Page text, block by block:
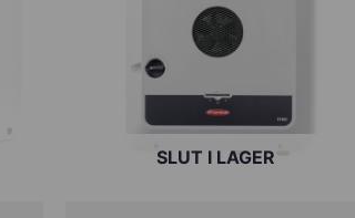
SLUT I LAGER